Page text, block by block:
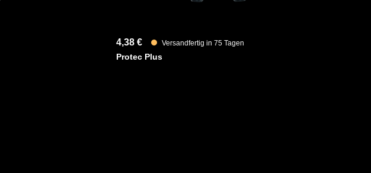
4,38 € Versandfertig in 75 Tagen
Protec Plus